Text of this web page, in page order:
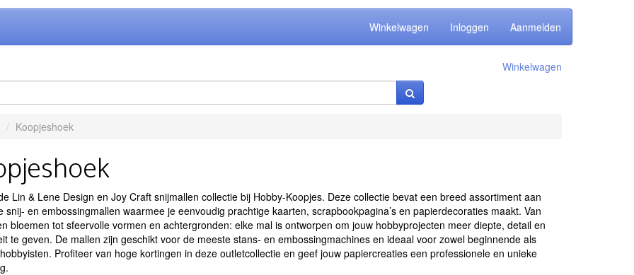
Winkelwagen Inloggen Aanmelden
Winkelwagen
Koopjeshoek
Lin & Lene Design en Joy Craft snijmallen collectie bij Hobby-Koopjes. Deze collectie bevat een breed assortiment aan
snij- en embossingmallen waarmee je eenvoudig prachtige kaarten, scrapbookpagina’s en papierdecoraties maakt. Van
bloemen tot sfeervolle vormen en achtergronden: elke mal is ontworpen om jouw hobbyprojecten meer diepte, detail en
te geven. De mallen zijn geschikt voor de meeste stans- en embossingmachines en ideaal voor zowel beginnende als
Profiteer van hoge kortingen in deze outletcollectie en geef jouw papiercreaties een professionele en unieke